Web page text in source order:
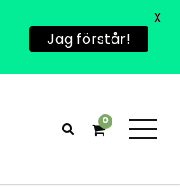
0
Jag förstår!
X